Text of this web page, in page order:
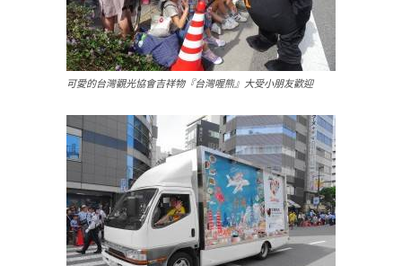
可愛的台灣觀光協會吉祥物『台灣喔熊』大受小朋友歡迎